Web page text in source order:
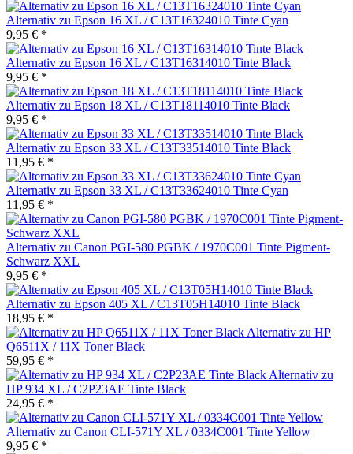
Alternativ zu Epson 16 XL / C13T16324010 Tinte Cyan
9,95 € *
Alternativ zu Epson 16 XL / C13T16314010 Tinte Black
9,95 € *
Alternativ zu Epson 18 XL / C13T18114010 Tinte Black
9,95 € *
Alternativ zu Epson 33 XL / C13T33514010 Tinte Black
11,95 € *
Alternativ zu Epson 33 XL / C13T33624010 Tinte Cyan
11,95 € *
Alternativ zu Canon PGI-580 PGBK / 1970C001 Tinte Pigment-
Schwarz XXL
9,95 € *
Alternativ zu Epson 405 XL / C13T05H14010 Tinte Black
18,95 € *
Alternativ zu HP
Q6511X / 11X Toner Black
59,95 € *
Alternativ zu
HP 934 XL / C2P23AE Tinte Black
24,95 € *
Alternativ zu Canon CLI-571Y XL / 0334C001 Tinte Yellow
9,95 € *